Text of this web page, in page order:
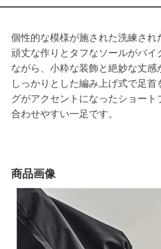
個性的な模様が施された洗練され
頑丈な作りとタフなソールがバ
ながら、小粋な装飾と絶妙な丈感
しっかりとした編み上げ式で足
グがアクセントになったショー
合わせやすい一足です。
商品画像